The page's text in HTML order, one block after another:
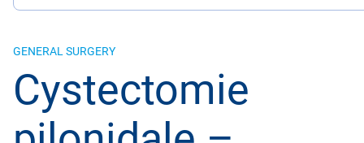
GENERAL SURGERY
Cystectomie